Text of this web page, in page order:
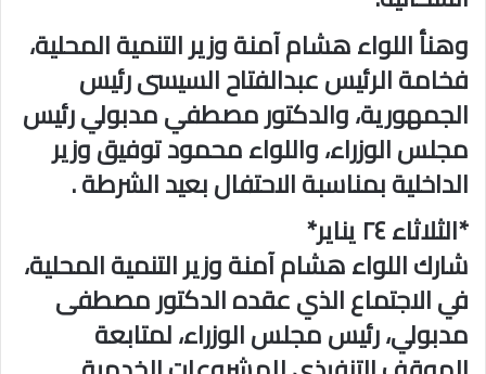
وهنأ اللواء هشام آمنة وزير التنمية المحلية،
فخامة الرئيس عبدالفتاح السيسى رئيس
الجمهورية، والدكتور مصطفي مدبولي رئيس
مجلس الوزراء، واللواء محمود توفيق وزير
الداخلية بمناسبة الاحتفال بعيد الشرطة .
*الثلاثاء ٢٤ يناير*
شارك اللواء هشام آمنة وزير التنمية المحلية،
في الاجتماع الذي عقده الدكتور مصطفى
مدبولي، رئيس مجلس الوزراء، لمتابعة